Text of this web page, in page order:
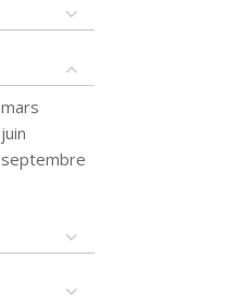
mars
juin
septembre